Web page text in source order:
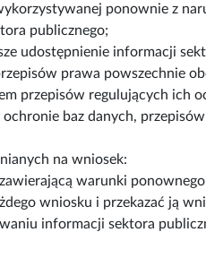
ponownie z
publicznego;
udostępnienie informacji
prawa powszechnie
przepisów regulujących ich
baz danych,
na wniosek:
warunki
wniosku i przekazać ją
informacji sektora